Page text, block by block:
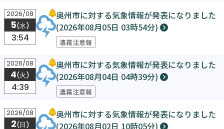
2026/08
5(水)
3:54
奥州市に対する気象情報が発表になりました
(2026年08月05日 03時54分)
濃霧注意報
2026/08
4(火)
4:39
奥州市に対する気象情報が発表になりました
(2026年08月04日 04時39分)
濃霧注意報
2026/08
2(日)
奥州市に対する気象情報が発表になりました
(2026年08月02日 10時05分)